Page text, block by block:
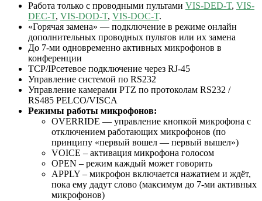
Работа только с проводными пультами VIS-DED-T, VIS-
DEC-T, VIS-DOD-T, VIS-DOC-T.
«Горячая замена» — подключение в режиме онлайн
дополнительных проводных пультов или их замена
До 7-ми одновременно активных микрофонов в
конференции
TCP/IPсетевое подключение через RJ-45
Управление системой по RS232
Управление камерами PTZ по протоколам RS232 /
RS485 PELCO/VISCA
Режимы работы микрофонов:
OVERRIDE — управление кнопкой микрофона с
отключением работающих микрофонов (по
принципу «первый вошел — первый вышел»)
VOICE – активация микрофона голосом
OPEN – режим каждый может говорить
APPLY – микрофон включается нажатием и ждёт,
пока ему дадут слово (максимум до 7-ми активных
микрофонов)